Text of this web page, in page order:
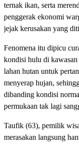
ternak ikan, serta
penggerak ekonomi
jejak kerusakan yang
Fenomena itu dipicu
kondisi hulu di
lahan hutan untuk
menyerap hujan,
dibanding kondisi
permukaan tak lagi
Taufik (63), pemilik
merasakan langsung